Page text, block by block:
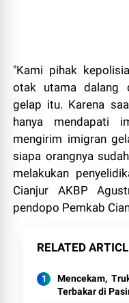
"Kami pihak
otak utama dalang
gelap itu. Karena
hanya mendapati
mengirim imigran
siapa orangnya
melakukan
Cianjur AKBP
pendopo Pemkab
RELATED
Mencekam,
Terbakar di